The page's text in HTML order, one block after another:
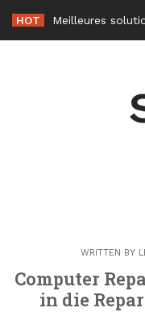
content
HOT
WRITTEN BY
Computer
in die